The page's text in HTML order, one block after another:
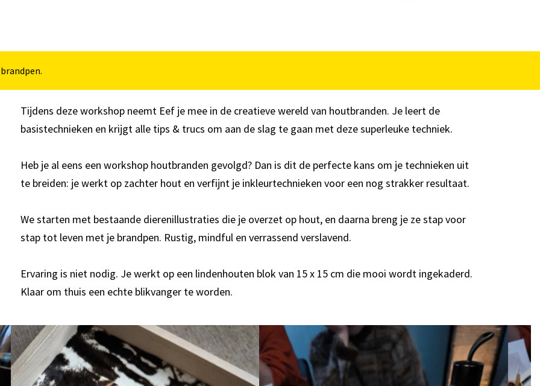
Tijdens deze workshop neemt Eef je mee in de creatieve wereld van houtbranden. Je leert de
basistechnieken en krijgt alle tips & trucs om aan de slag te gaan met deze superleuke techniek.
Heb je al eens een workshop houtbranden gevolgd? Dan is dit de perfecte kans om je technieken uit
te breiden: je werkt op zachter hout en verfijnt je inkleurtechnieken voor een nog strakker resultaat.
We starten met bestaande dierenillustraties die je overzet op hout, en daarna breng je ze stap voor
stap tot leven met je brandpen. Rustig, mindful en verrassend verslavend.
Ervaring is niet nodig. Je werkt op een lindenhouten blok van 15 x 15 cm die mooi wordt ingekaderd.
Klaar om thuis een echte blikvanger te worden.